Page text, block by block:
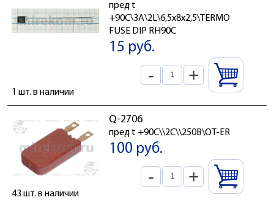
пред t
+90C\3А\2L\6,5x8x2,5\TERMO
FUSE DIP RH90C
15 руб.
- +
1 шт. в наличии
Q-2706
пред t +90C\\2C\\250В\OT-ER
100 руб.
- +
43 шт. в наличии